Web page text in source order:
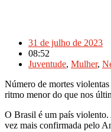
31 de julho de 2023
08:52
Juventude, Mulher,
Número de mortes
ritmo menor do que nos
O Brasil é um país
vez mais confirmada pelo